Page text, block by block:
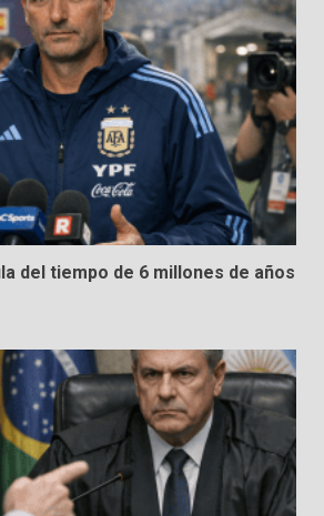
del tiempo de 6 millones de años